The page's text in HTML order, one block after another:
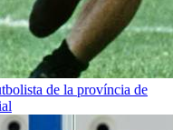
de la província de